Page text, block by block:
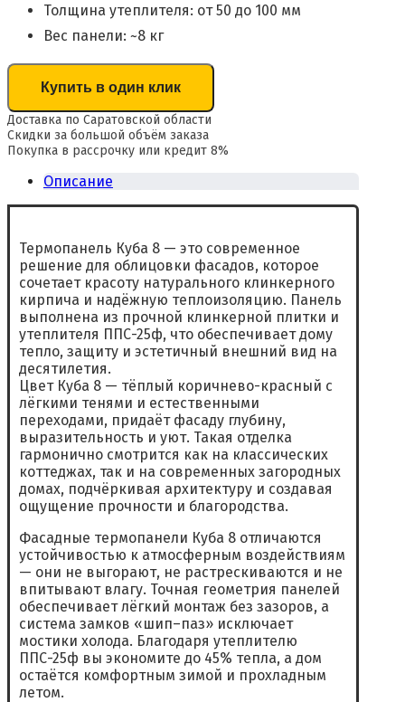
Толщина утеплителя: от 50 до 100 мм
Вес панели: ~8 кг
Купить в один клик
Доставка по Саратовской области
Скидки за большой объём заказа
Покупка в рассрочку или кредит 8%
Описание
Термопанель Куба 8 — это современное
решение для облицовки фасадов, которое
сочетает красоту натурального клинкерного
кирпича и надёжную теплоизоляцию. Панель
выполнена из прочной клинкерной плитки и
утеплителя ППС-25ф, что обеспечивает дому
тепло, защиту и эстетичный внешний вид на
десятилетия.
Цвет Куба 8 — тёплый коричнево-красный с
лёгкими тенями и естественными
переходами, придаёт фасаду глубину,
выразительность и уют. Такая отделка
гармонично смотрится как на классических
коттеджах, так и на современных загородных
домах, подчёркивая архитектуру и создавая
ощущение прочности и благородства.
Фасадные термопанели Куба 8 отличаются
устойчивостью к атмосферным воздействиям
— они не выгорают, не растрескиваются и не
впитывают влагу. Точная геометрия панелей
обеспечивает лёгкий монтаж без зазоров, а
система замков «шип–паз» исключает
мостики холода. Благодаря утеплителю
ППС-25ф вы экономите до 45% тепла, а дом
остаётся комфортным зимой и прохладным
летом.